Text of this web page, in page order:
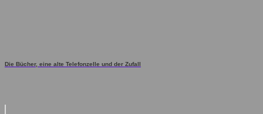
Die Bücher, eine alte Telefonzelle und der Zufall